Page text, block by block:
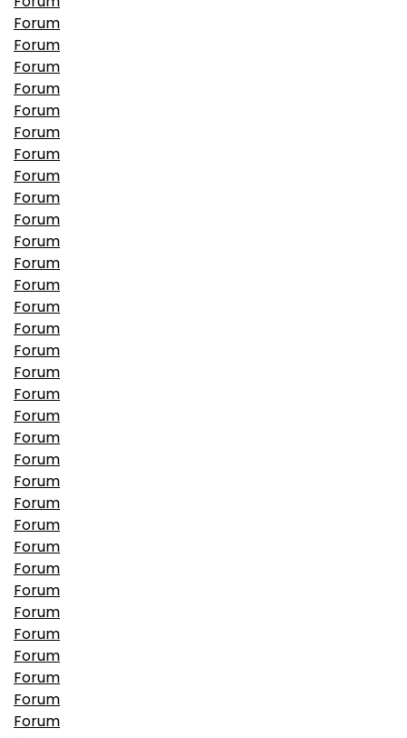
Forum
Forum
Forum
Forum
Forum
Forum
Forum
Forum
Forum
Forum
Forum
Forum
Forum
Forum
Forum
Forum
Forum
Forum
Forum
Forum
Forum
Forum
Forum
Forum
Forum
Forum
Forum
Forum
Forum
Forum
Forum
Forum
Forum